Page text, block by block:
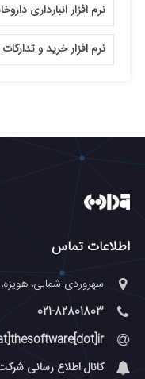
نرم افزار انبارداری
نرم افزار خرید و تدارکات
اطلاعات تماس
سهروردی شمالی، هویزه،
021-82801803
کانال اطلاع رسانی